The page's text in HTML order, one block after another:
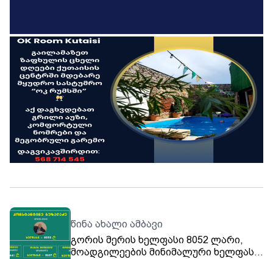
წინა ახალი ამბავი
გორის მერის ხელფასი 8052 ლარი,
მოადგილეების მინიმალური ხელფასი